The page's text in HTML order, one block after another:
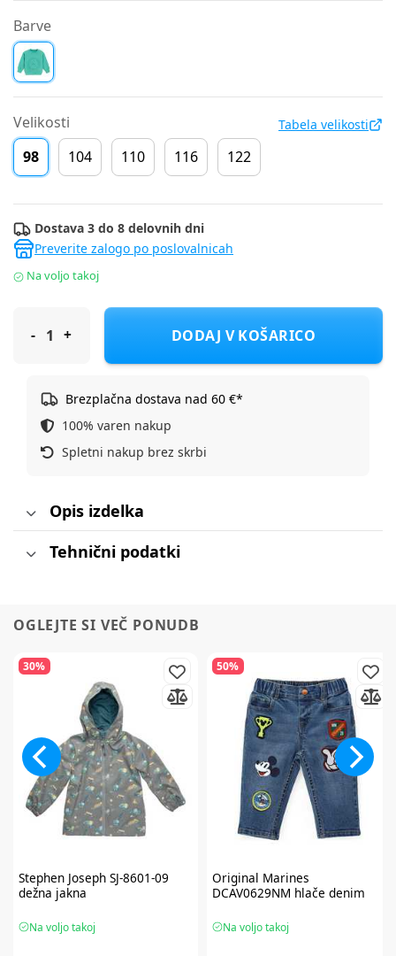
Barve
Velikosti Tabela velikosti
98 104 110 116 122
Dostava 3 do 8 delovnih dni
Preverite zalogo po poslovalnicah
Na voljo takoj
Cool Club pulover DR CCB3111824 F Zelena 98
DODAJ V KOŠARICO
Brezplačna dostava nad 60 €*
100% varen nakup
Spletni nakup brez skrbi
Opis izdelka
Tehnični podatki
OGLEJTE SI VEČ PONUDB
30%
Stephen JosephSJ-8601-09
dežna jakna
Na voljo takoj
50%
Original Marines
DCAV0629NM hlače denim
Na voljo takoj